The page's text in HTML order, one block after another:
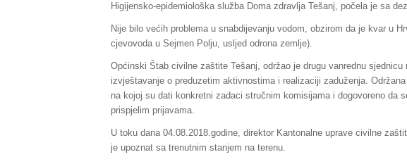
Higijensko-epidemiološka služba Doma zdravlja Tešanj, počela je sa
Nije bilo većih problema u snabdijevanju vodom, obzirom da je kvar u
cjevovoda u Sejmen Polju, usljed odrona zemlje).
Općinski Štab civilne zaštite Tešanj, održao je drugu vanrednu
izvještavanje o preduzetim aktivnostima i realizaciji zaduženja.
na kojoj su dati konkretni zadaci stručnim komisijama i dogovoreno da
prispjelim prijavama.
U toku dana 04.08.2018.godine, direktor Kantonalne uprave civilne
je upoznat sa trenutnim stanjem na terenu.